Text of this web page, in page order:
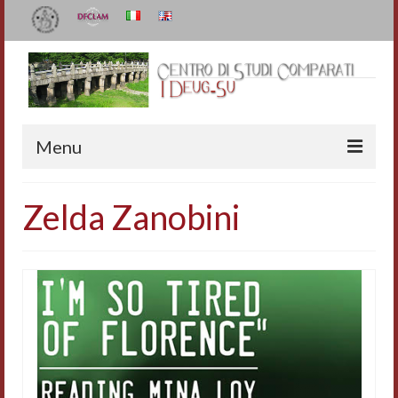
Menu
Organizzazione e contatti
Staff
I Deug-Su
Statuto
Relazioni sulle attività
Zelda Zanobini